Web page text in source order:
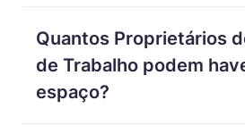
ilimitado de membros no
Quantos Proprietários
de Trabalho podem
espaço?